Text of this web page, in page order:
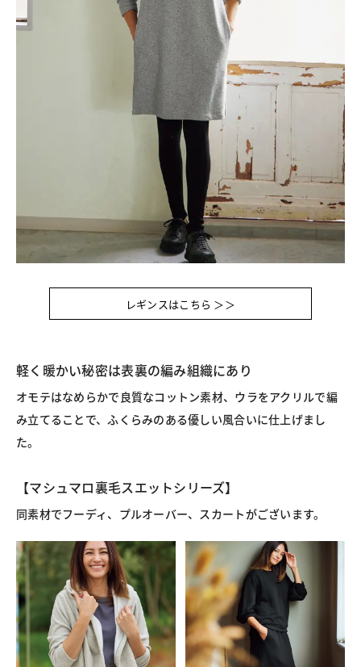
レギンスはこちら ＞＞
軽く暖かい秘密は表裏の編み組織にあり
オモテはなめらかで良質なコットン素材、ウラをアクリルで編
み立てることで、ふくらみのある優しい風合いに仕上げまし
た。
【マシュマロ裏毛スエットシリーズ】
同素材でフーディ、プルオーバー、スカートがございます。